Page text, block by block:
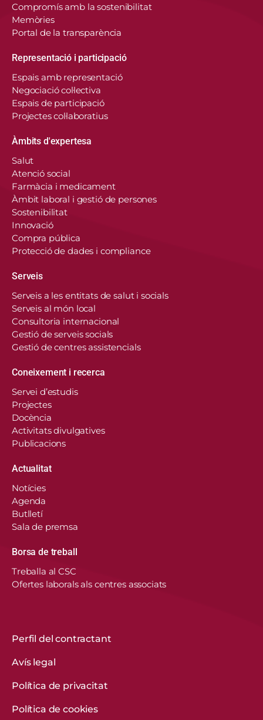
de Catalunya fa servir cookies pròpies i de
tercers per recordar les vostres preferències,
Obtenir més informació
Compromís amb la sostenibilitat
Memòries
Portal de la transparència
Representació i participació
Espais amb representació
Negociació col·lectiva
Espais de participació
Projectes col·laboratius
Àmbits d'expertesa
Salut
Atenció social
Farmàcia i medicament
Àmbit laboral i gestió de persones
Sostenibilitat
Innovació
Compra pública
Protecció de dades i compliance
Serveis
Serveis a les entitats de salut i socials
Serveis al món local
Consultoria internacional
Gestió de serveis socials
Gestió de centres assistencials
Coneixement i recerca
Servei d’estudis
Projectes
Docència
Activitats divulgatives
Publicacions
Actualitat
Notícies
Agenda
Butlletí
Sala de premsa
Borsa de treball
Treballa al CSC
Ofertes laborals als centres associats
Perfil del contractant
Avís legal
Política de privacitat
Política de cookies